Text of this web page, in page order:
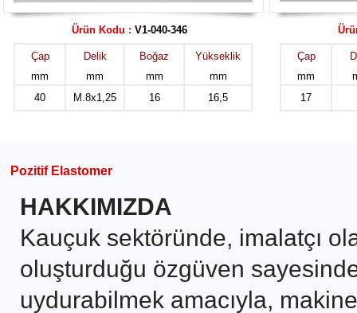
Ürün Kodu : V1-040-346
Çap
mm
Delik
mm
Boğaz
mm
Yükseklik
mm
40
M.8x1,25 16 16,5
Çap
mm
17
Pozitif Elastomer
HAKKIMIZDA
Kauçuk sektöründe, imalatçı
oluşturduğu özgüven
uydurabilmek amacıyla,